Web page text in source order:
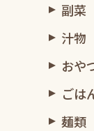
副菜
汁物
おや
ごは
麺類